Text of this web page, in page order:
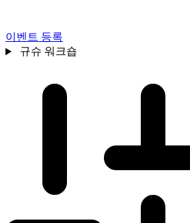
이벤트 등록
규슈 워크숍